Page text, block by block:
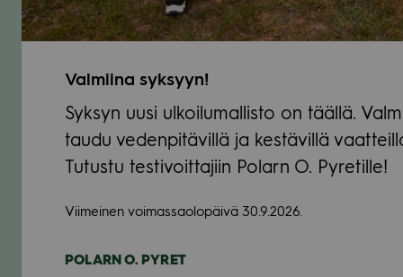
Val­miina syk­syyn!
Syk­syn uusi ulkoi­lu­mal­listo on täällä.
taudu veden­pi­tä­villä ja kes­tä­villä
Tutustu tes­ti­voit­ta­jiin Polarn O. Pyre­tille!
Vii­mei­nen voi­mas­sao­lo­päivä 30.9.2026.
POLARN O. PYRET